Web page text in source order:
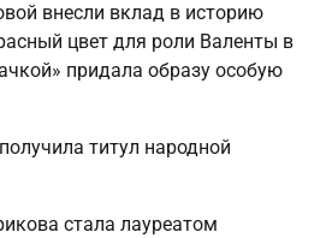
внесли вклад в историю
цвет для роли Валенты в
придала образу особую
титул народной
стала лауреатом